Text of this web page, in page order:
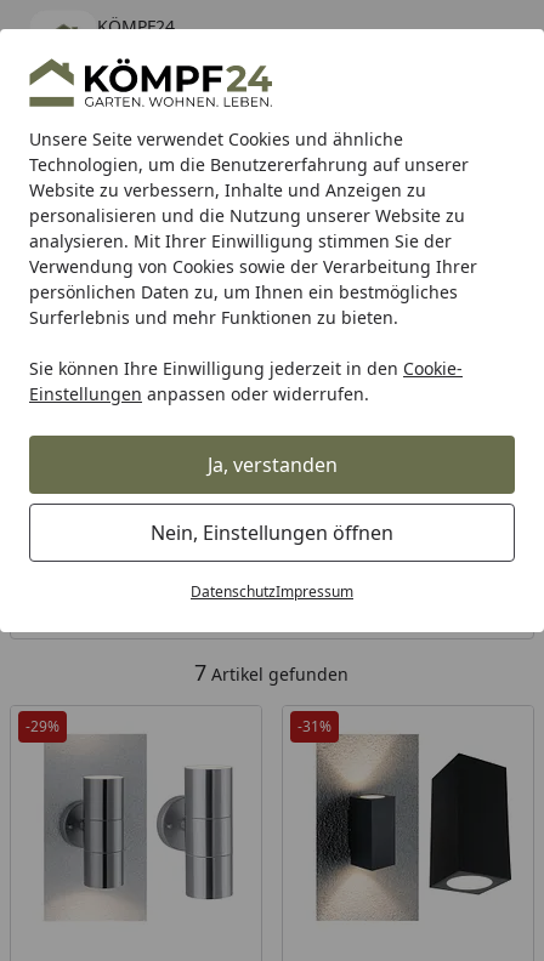
Unsere Seite verwendet Cookies und ähnliche
Technologien, um die Benutzererfahrung auf unserer
Website zu verbessern, Inhalte und Anzeigen zu
personalisieren und die Nutzung unserer Website zu
analysieren. Mit Ihrer Einwilligung stimmen Sie der
Verwendung von Cookies sowie der Verarbeitung Ihrer
persönlichen Daten zu, um Ihnen ein bestmögliches
Surferlebnis und mehr Funktionen zu bieten.
Sie können Ihre Einwilligung jederzeit in den Cookie-
Einstellungen anpassen oder widerrufen.
Ja, verstanden
Nein, Einstellungen öffnen
DatenschutzImpressum
KÖMPF24
kostenlos - Im App Store
Hotline
Alle Produkte
Mein Konto
Suchen
Karibu Pools inkl. gratis Sandfilteranlage & Pool-
Starterset (Gesamtwert bis 468,99€)
Startseite
Paulmann Außenleuchten Hausleuchten 230V
Hausleuchten 230V
Ihre Artikelübersicht
Kategorien
7 Artikel gefunden
-29% -31%